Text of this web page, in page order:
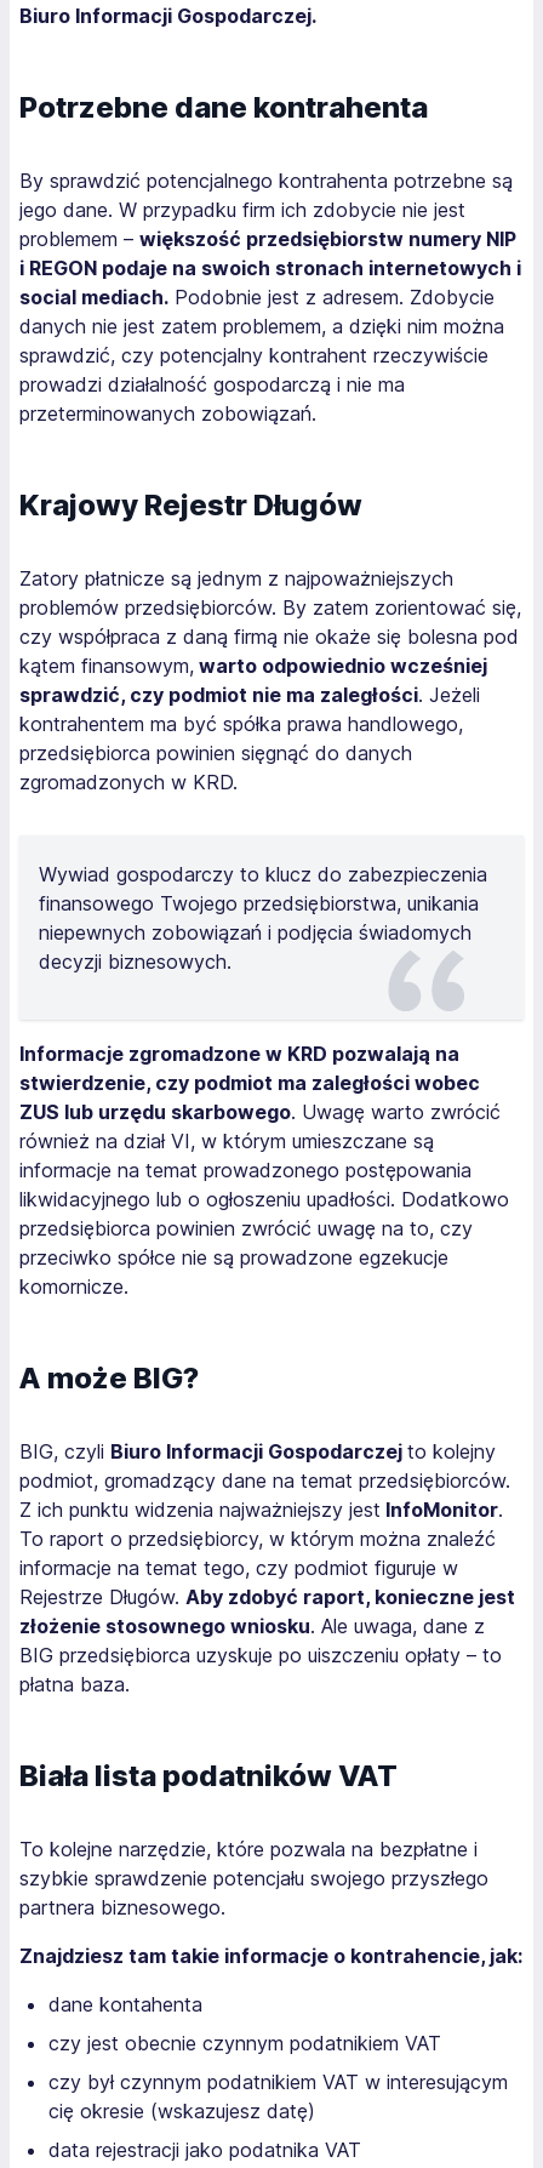
Biuro Informacji Gospodarczej.
Potrzebne dane kontrahenta
By sprawdzić potencjalnego kontrahenta potrzebne są
jego dane. W przypadku firm ich zdobycie nie jest
problemem – większość przedsiębiorstw numery NIP
i REGON podaje na swoich stronach internetowych i
social mediach. Podobnie jest z adresem. Zdobycie
danych nie jest zatem problemem, a dzięki nim można
sprawdzić, czy potencjalny kontrahent rzeczywiście
prowadzi działalność gospodarczą i nie ma
przeterminowanych zobowiązań.
Krajowy Rejestr Długów
Zatory płatnicze są jednym z najpoważniejszych
problemów przedsiębiorców. By zatem zorientować się,
czy współpraca z daną firmą nie okaże się bolesna pod
kątem finansowym, warto odpowiednio wcześniej
sprawdzić, czy podmiot nie ma zaległości. Jeżeli
kontrahentem ma być spółka prawa handlowego,
przedsiębiorca powinien sięgnąć do danych
zgromadzonych w KRD.
Wywiad gospodarczy to klucz do zabezpieczenia
finansowego Twojego przedsiębiorstwa, unikania
niepewnych zobowiązań i podjęcia świadomych
decyzji biznesowych.
Informacje zgromadzone w KRD pozwalają na
stwierdzenie, czy podmiot ma zaległości wobec
ZUS lub urzędu skarbowego. Uwagę warto zwrócić
również na dział VI, w którym umieszczane są
informacje na temat prowadzonego postępowania
likwidacyjnego lub o ogłoszeniu upadłości. Dodatkowo
przedsiębiorca powinien zwrócić uwagę na to, czy
przeciwko spółce nie są prowadzone egzekucje
komornicze.
A może BIG?
BIG, czyli Biuro Informacji Gospodarczej to kolejny
podmiot, gromadzący dane na temat przedsiębiorców.
Z ich punktu widzenia najważniejszy jest InfoMonitor.
To raport o przedsiębiorcy, w którym można znaleźć
informacje na temat tego, czy podmiot figuruje w
Rejestrze Długów. Aby zdobyć raport, konieczne jest
złożenie stosownego wniosku. Ale uwaga, dane z
BIG przedsiębiorca uzyskuje po uiszczeniu opłaty – to
płatna baza.
Biała lista podatników VAT
To kolejne narzędzie, które pozwala na bezpłatne i
szybkie sprawdzenie potencjału swojego przyszłego
partnera biznesowego.
Znajdziesz tam takie informacje o kontrahencie, jak:
dane kontahenta
czy jest obecnie czynnym podatnikiem VAT
czy był czynnym podatnikiem VAT w interesującym
cię okresie (wskazujesz datę)
data rejestracji jako podatnika VAT